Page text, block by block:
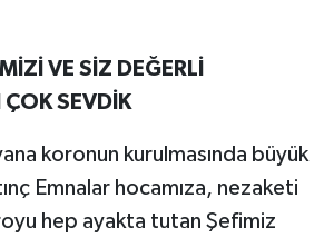
VE SİZ DEĞERLİ
SEVDİK
koronun kurulmasında büyük
Emnalar hocamıza, nezaketi
hep ayakta tutan Şefimiz